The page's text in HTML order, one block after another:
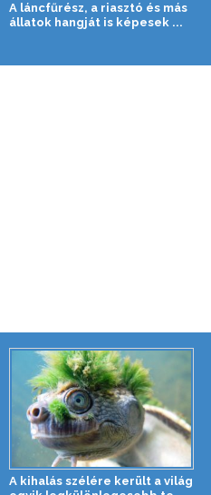
A láncfűrész, a riasztó és más
állatok hangját is képesek ...
A kihalás szélére került a világ